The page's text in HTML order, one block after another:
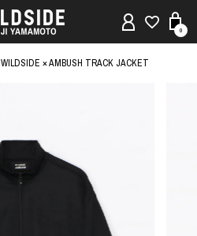
0
WILDSIDE × AMBUSH TRACK JACKET